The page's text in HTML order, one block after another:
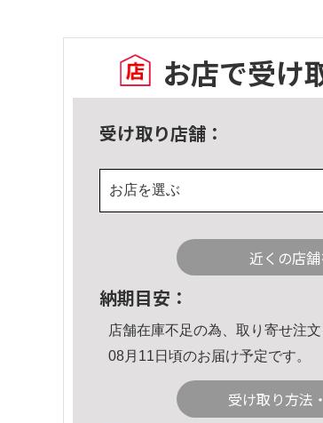
お店で受け
受け取り店舗：
お店を選ぶ
近くの店
納期目安：
店舗在庫不足の為、取り寄せ注文
08月11日頃のお届け予定です。
受け取り方法